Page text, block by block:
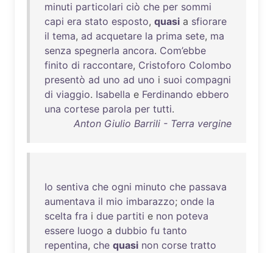
minuti particolari ciò che per sommi
capi era stato esposto, quasi a sfiorare
il tema, ad acquetare la prima sete, ma
senza spegnerla ancora. Com’ebbe
finito di raccontare, Cristoforo Colombo
presentò ad uno ad uno i suoi compagni
di viaggio. Isabella e Ferdinando ebbero
una cortese parola per tutti.
Anton Giulio Barrili - Terra vergine
Io sentiva che ogni minuto che passava
aumentava il mio imbarazzo; onde la
scelta fra i due partiti e non poteva
essere luogo a dubbio fu tanto
repentina, che quasi non corse tratto